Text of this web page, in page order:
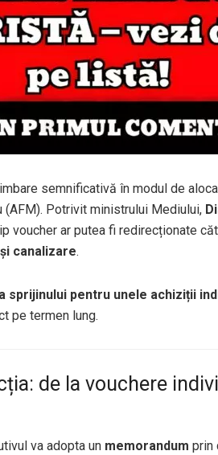
semnificativă în modul de
Potrivit ministrului Mediului,
voucher ar putea fi redirecționate
canalizare.
sprijinului pentru unele achiziții
pe termen lung.
de la vouchere
va adopta un memorandum prin